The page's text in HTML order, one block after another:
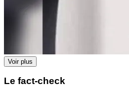
Voir plus
Le fact-check